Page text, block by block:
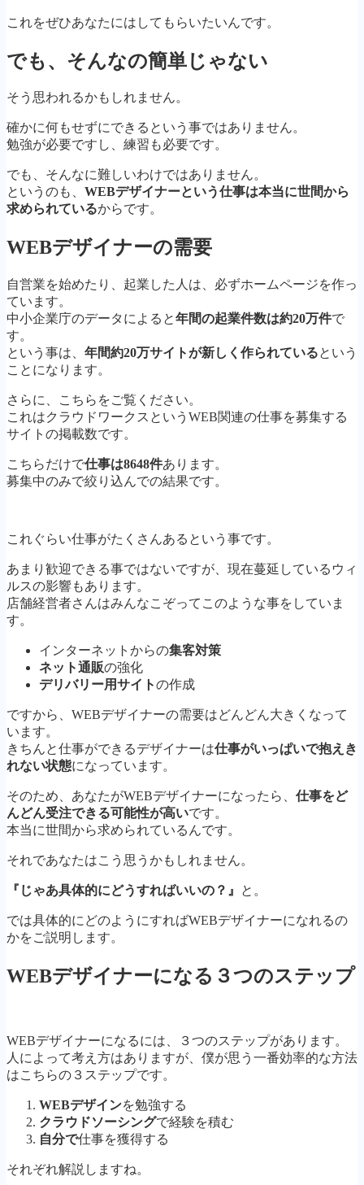
これをぜひあなたにはしてもらいたいんです。
でも、そんなの簡単じゃない
そう思われるかもしれません。
確かに何もせずにできるという事ではありません。
勉強が必要ですし、練習も必要です。
でも、そんなに難しいわけではありません。
というのも、 WEBデザイナーという仕事は本当に世間から
求められているからです。
WEBデザイナーの需要
自営業を始めたり、起業した人は、必ずホームページを作っ
ています。
中小企業庁のデータによると年間の起業件数は約20万件で
す。
という事は、 年間約20万サイトが新しく作られているという
ことになります。
さらに、こちらをご覧ください。
これはクラウドワークスというWEB関連の仕事を募集する
サイトの掲載数です。
こちらだけで仕事は8648件あります。
募集中のみで絞り込んでの結果です。
これぐらい仕事がたくさんあるという事です。
あまり歓迎できる事ではないですが、現在蔓延しているウィ
ルスの影響もあります。
店舗経営者さんはみんなこぞってこのような事をしていま
す。
インターネットからの集客対策
ネット通販の強化
デリバリー用サイトの作成
ですから、WEBデザイナーの需要はどんどん大きくなって
います。
きちんと仕事ができるデザイナーは仕事がいっぱいで抱えき
れない状態になっています。
そのため、あなたがWEBデザイナーになったら、 仕事をど
んどん受注できる可能性が高いです。
本当に世間から求められているんです。
それであなたはこう思うかもしれません。
『じゃあ具体的にどうすればいいの？』 と。
では具体的にどのようにすればWEBデザイナーになれるの
かをご説明します。
WEBデザイナーになる３つのステップ
WEBデザイナーになるには、３つのステップがあります。
人によって考え方はありますが、僕が思う一番効率的な方法
はこちらの３ステップです。
WEBデザインを勉強する
クラウドソーシングで経験を積む
自分で仕事を獲得する
それぞれ解説しますね。